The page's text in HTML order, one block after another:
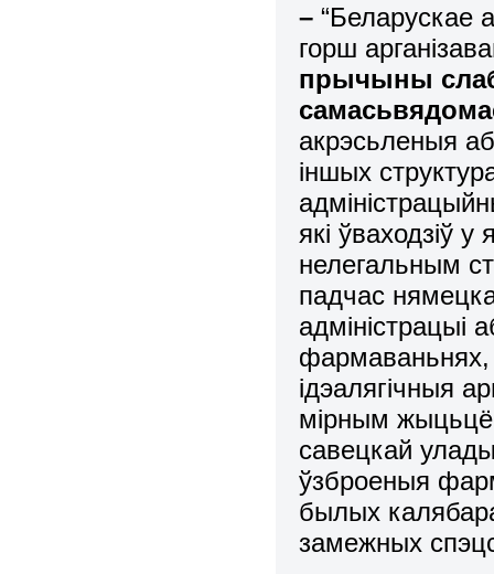
–“Беларускае
горш
прычыны
акрэсьленыя
іншых
які ўваходзіў
нелегальным
падчас
адміністрацыі
фармаваньнях,
ідэалягічныя
мірным
савецкай
ўзброеныя
былых
замежных